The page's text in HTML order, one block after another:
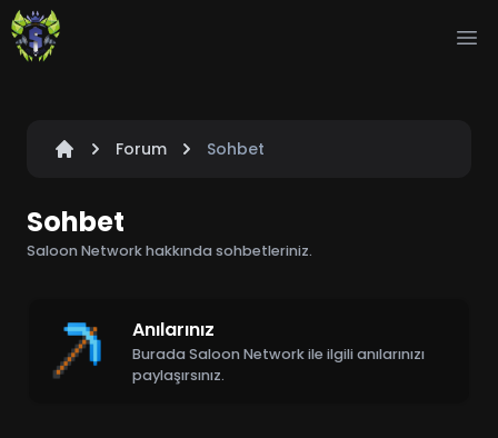
Forum Sohbet
Sohbet
Saloon Network hakkında sohbetleriniz.
Anılarınız
Burada Saloon Network ile ilgili anılarınızı
paylaşırsınız.